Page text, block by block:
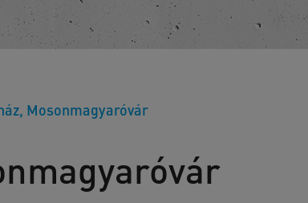
Mosonmagyaróvár